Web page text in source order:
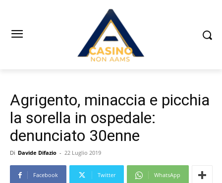
Agrigento, minaccia e picchia
la sorella in ospedale:
denunciato 30enne
Di Davide Difazio - 22 Luglio 2019
Facebook Twitter WhatsApp